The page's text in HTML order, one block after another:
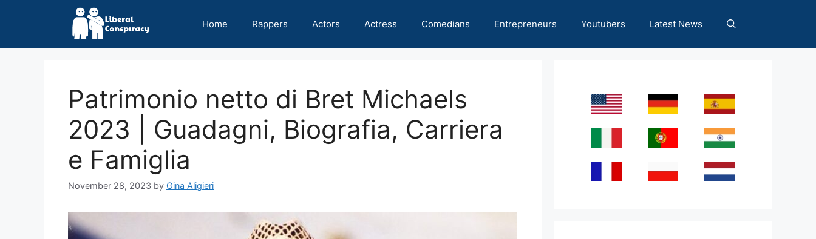
Home Rappers Actors Actress Comedians Entrepreneurs Youtubers Latest News
Patrimonio netto di Bret Michaels
2023 | Guadagni, Biografia, Carriera
e Famiglia
November 28, 2023 by Gina Aligieri